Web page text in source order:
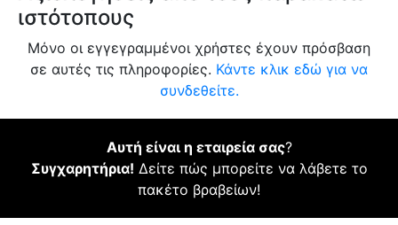
ιστότοπους
Μόνο οι εγγεγραμμένοι χρήστες έχουν πρόσβαση
σε αυτές τις πληροφορίες. Κάντε κλικ εδώ για να
συνδεθείτε.
Αυτή είναι η εταιρεία σας?
Συγχαρητήρια! Δείτε πώς μπορείτε να λάβετε το
πακέτο βραβείων!